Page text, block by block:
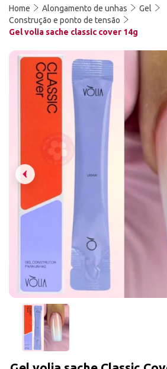
Home Alongamento de unhas
Gel
Construção e ponto de tensão
Gel volia sache classic cover 14g